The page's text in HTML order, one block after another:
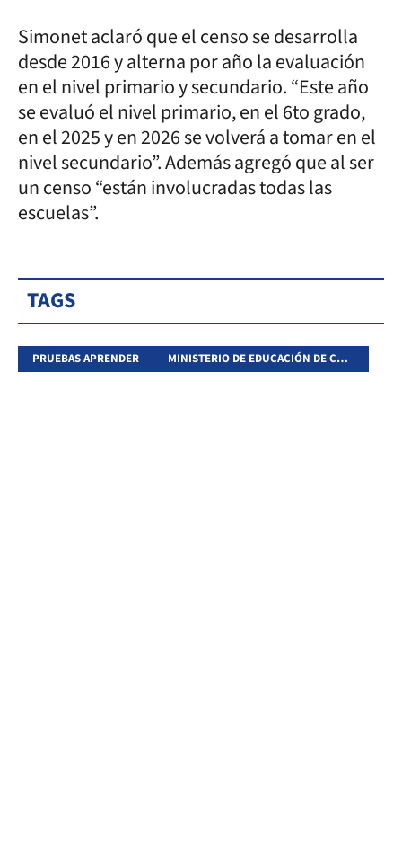
Simonet aclaró que el censo se desarrolla
desde 2016 y alterna por año la evaluación
en el nivel primario y secundario. “Este año
se evaluó el nivel primario, en el 6to grado,
en el 2025 y en 2026 se volverá a tomar en el
nivel secundario”. Además agregó que al ser
un censo “están involucradas todas las
escuelas”.
TAGS
PRUEBAS APRENDER MINISTERIO DE EDUCACIÓN DE CORRIENTES